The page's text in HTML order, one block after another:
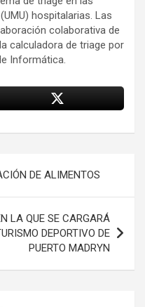
hospitalarias. Las
colaborativa de
calculadora de triage por
Informática.
DE ALIMENTOS
LA QUE SE CARGARÁ
DEPORTIVO DE
PUERTO MADRYN